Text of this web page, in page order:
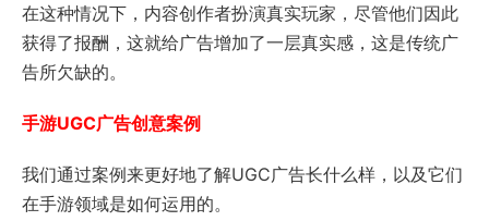
在这种情况下，内容创作者扮演真实玩家，尽管他们因此
获得了报酬，这就给广告增加了一层真实感，这是传统广
告所欠缺的。
手游UGC广告创意案例
我们通过案例来更好地了解UGC广告长什么样，以及它们
在手游领域是如何运用的。